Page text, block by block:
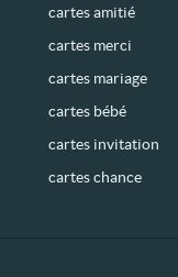
cartes amitié
cartes merci
cartes mariage
cartes bébé
cartes invitation
cartes chance